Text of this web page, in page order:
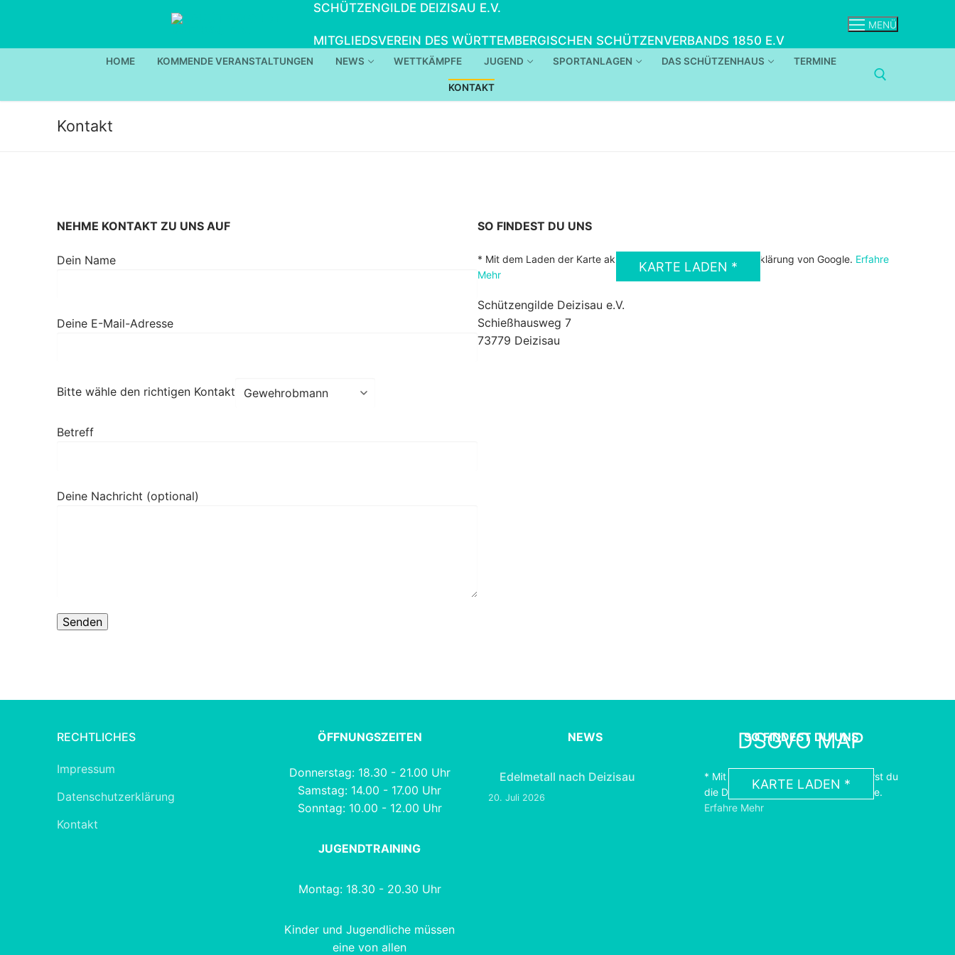
SCHÜTZENGILDE DEIZISAU E.V.
MITGLIEDSVEREIN DES WÜRTTEMBERGISCHEN SCHÜTZENVERBANDS 1850 E.V
MENÜ
HOME KOMMENDE VERANSTALTUNGEN NEWS WETTKÄMPFE JUGEND SPORTANLAGEN DAS SCHÜTZENHAUS TERMINE
KONTAKT
Kontakt
NEHME KONTAKT ZU UNS AUF
Dein Name
Deine E-Mail-Adresse
Bitte wähle den richtigen Kontakt
Betreff
Deine Nachricht (optional)
Bitte lasse dieses Feld leer.
SO FINDEST DU UNS
KARTE LADEN *
* Mit dem Laden der Karte akzeptierst du die Datenschutzerklärung von Google. Erfahre
Mehr
Schützengilde Deizisau e.V.
Schießhausweg 7
73779 Deizisau
RECHTLICHES
Impressum
Datenschutzerklärung
Kontakt
ÖFFNUNGSZEITEN
Donnerstag: 18.30 - 21.00 Uhr
Samstag: 14.00 - 17.00 Uhr
Sonntag: 10.00 - 12.00 Uhr
JUGENDTRAINING
Montag: 18.30 - 20.30 Uhr
Kinder und Jugendliche müssen
eine von allen
NEWS
Edelmetall nach Deizisau
20. Juli 2026
SO FINDEST DU UNS
DSGVO MAP
KARTE LADEN *
* Mit dem Laden der Karte akzeptierst du
die Datenschutzerklärung von Google.
Erfahre Mehr